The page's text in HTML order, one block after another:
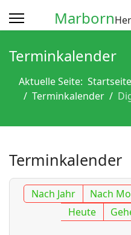
Marborn
Terminkalender
Aktuelle Seite: Startseite
Terminkalender
Terminkalender
Nach Jahr Nach
Heute